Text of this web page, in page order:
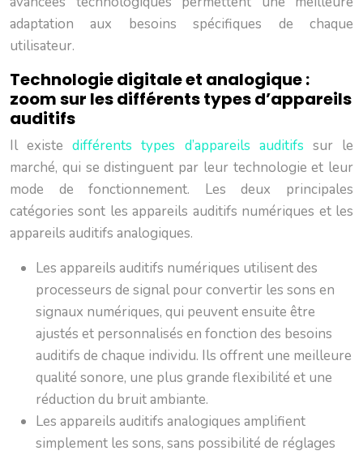
adaptation aux besoins spécifiques de chaque
utilisateur.
Technologie digitale et analogique :
zoom sur les différents types d’appareils
auditifs
Il existedifférents types d’appareils auditifs sur le
marché, qui se distinguent par leur technologie et leur
mode de fonctionnement. Les deux principales
catégories sont les appareils auditifs numériques et les
appareils auditifs analogiques.
Les appareils auditifs numériques utilisent des
processeurs de signal pour convertir les sons en
signaux numériques, qui peuvent ensuite être
ajustés et personnalisés en fonction des besoins
auditifs de chaque individu. Ils offrent une meilleure
qualité sonore, une plus grande flexibilité et une
réduction du bruit ambiante.
Les appareils auditifs analogiques amplifient
simplement les sons, sans possibilité de réglages